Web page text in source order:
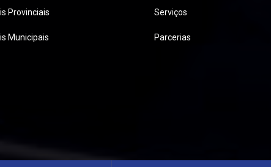
Provinciais
Municipais
Serviços
Parcerias